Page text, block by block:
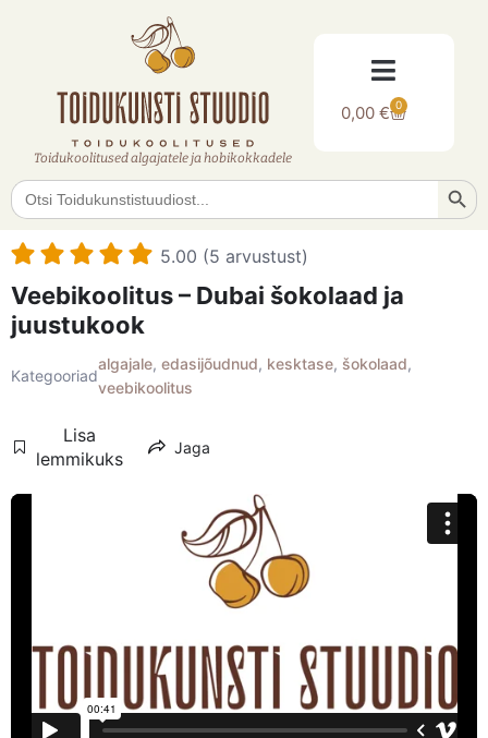
Toidukoolitused algajatele ja hobikokkadele
0,00€ 0
Search
for:
5.00 (5 arvustust)
Veebikoolitus – Dubai šokolaad ja
juustukook
Kategooriad
algajale, edasijõudnud, kesktase, šokolaad,
veebikoolitus
Lisa
lemmikuks
Jaga